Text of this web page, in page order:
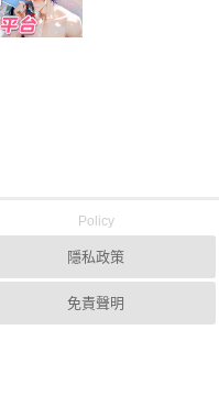
Policy
隱私政策
免責聲明